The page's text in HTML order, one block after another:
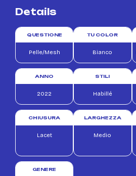
Details
QUESTIONE
Pelle/Mesh
TU COLOR
Bianco
ANNO
2022
STILI
Habillé
CHIUSURA
Lacet
LARGHEZZA
Medio
GENERE